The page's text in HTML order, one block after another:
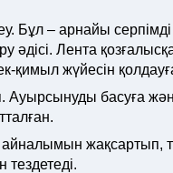
Бұл – арнайы
әдісі. Лента
қимыл жүйесін
Ауырсынуды басуға
айналымын жақсартып,
тездетеді.